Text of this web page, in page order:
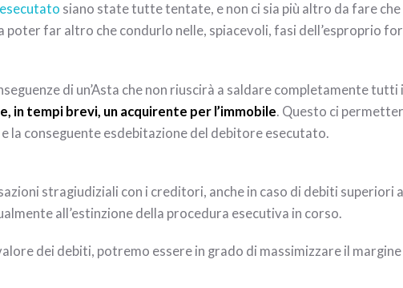
siano state tutte tentate, e non ci sia più altro da fare che
poter far altro che condurlo nelle, spiacevoli, fasi dell’esproprio
di un’Asta che non riuscirà a saldare completamente
tempi brevi, un acquirente per l’immobile. Questo ci
la conseguente esdebitazione del debitore esecutato.
stragiudiziali con i creditori, anche in caso di debiti superiori
all’estinzione della procedura esecutiva in corso.
dei debiti, potremo essere in grado di massimizzare il